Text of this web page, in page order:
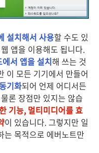
설치해서 사용할 수도 있
앱을 이용해도 됩니다.
서 앱을 설치해 쓰는 것
이 모든 기기에서 만들어
기화되어 언제 어디서든
론 장점만 있지는 않습
기능, 멀티미디어를 효
이 있습니다. 그렇지만 일
는 목적으로 에버노트만